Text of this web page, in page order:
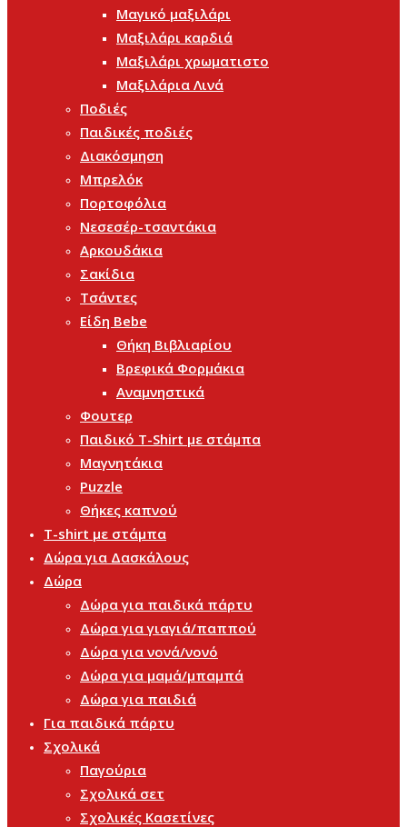
Μαγικό μαξιλάρι
Μαξιλάρι καρδιά
Μαξιλάρι χρωματιστο
Μαξιλάρια Λινά
Ποδιές
Παιδικές ποδιές
Διακόσμηση
Μπρελόκ
Πορτοφόλια
Νεσεσέρ-τσαντάκια
Αρκουδάκια
Σακίδια
Τσάντες
Είδη Bebe
Θήκη Βιβλιαρίου
Βρεφικά Φορμάκια
Αναμνηστικά
Φουτερ
Παιδικό T-Shirt με στάμπα
Μαγνητάκια
Puzzle
Θήκες καπνού
T-shirt με στάμπα
Δώρα για Δασκάλους
Δώρα
Δώρα για παιδικά πάρτυ
Δώρα για γιαγιά/παππού
Δώρα για νονά/νονό
Δώρα για μαμά/μπαμπά
Δώρα για παιδιά
Για παιδικά πάρτυ
Σχολικά
Παγούρια
Σχολικά σετ
Σχολικές Κασετίνες